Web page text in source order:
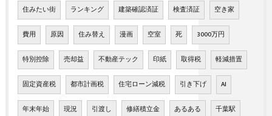
住みたい街 ランキング 建築確認済証 検査済証 空き家
費用 原因 住み替え 漫画 空室 死 3000万円
特別控除 売却益 不動産テック 印紙 取得税 軽減措置
固定資産税 都市計画税 住宅ローン減税 引き下げ AI
年末年始 現況 引渡し 修繕積立金 あるある 千葉駅